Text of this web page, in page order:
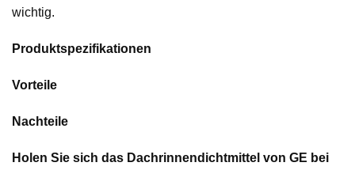
wichtig.
Produktspezifikationen
Vorteile
Nachteile
Holen Sie sich das Dachrinnendichtmittel von GE bei